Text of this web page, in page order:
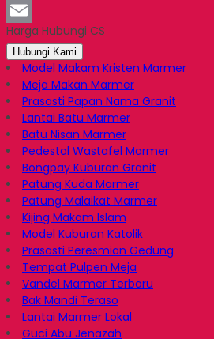
LinkedIn
Email
Harga Hubungi CS
Hubungi Kami
Model Makam Kristen Marmer
Meja Makan Marmer
Prasasti Papan Nama Granit
Lantai Batu Marmer
Batu Nisan Marmer
Pedestal Wastafel Marmer
Bongpay Kuburan Granit
Patung Kuda Marmer
Patung Malaikat Marmer
Kijing Makam Islam
Model Kuburan Katolik
Prasasti Peresmian Gedung
Tempat Pulpen Meja
Vandel Marmer Terbaru
Bak Mandi Teraso
Lantai Marmer Lokal
Guci Abu Jenazah